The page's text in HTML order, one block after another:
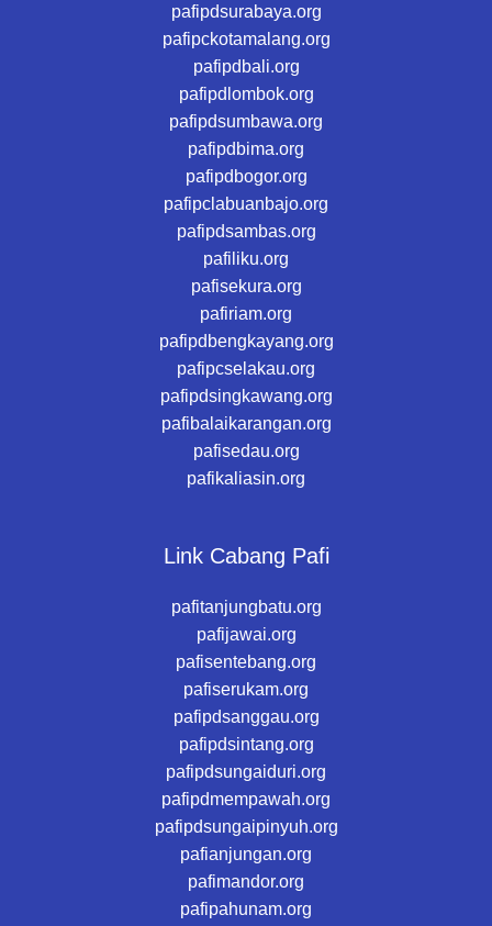
pafipdsurabaya.org
pafipckotamalang.org
pafipdbali.org
pafipdlombok.org
pafipdsumbawa.org
pafipdbima.org
pafipdbogor.org
pafipclabuanbajo.org
pafipdsambas.org
pafiliku.org
pafisekura.org
pafiriam.org
pafipdbengkayang.org
pafipcselakau.org
pafipdsingkawang.org
pafibalaikarangan.org
pafisedau.org
pafikaliasin.org
Link Cabang Pafi
pafitanjungbatu.org
pafijawai.org
pafisentebang.org
pafiserukam.org
pafipdsanggau.org
pafipdsintang.org
pafipdsungaiduri.org
pafipdmempawah.org
pafipdsungaipinyuh.org
pafianjungan.org
pafimandor.org
pafipahunam.org